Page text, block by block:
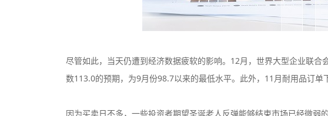
尽管如此，当天仍遭到经济数据疲软的影响。12月，世界大型企业联
数113.0的预期，为9月份98.7以来的最低水平。此外，11月耐用品订单
因为买卖日不多，一些投资者期望圣诞老人反弹能够结束市场已经微弱